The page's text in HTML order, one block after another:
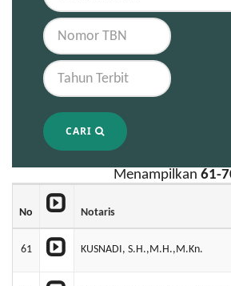
CARI
Menampilkan 61-
No Notaris
61 KUSNADI, S.H.,M.H.,M.Kn.